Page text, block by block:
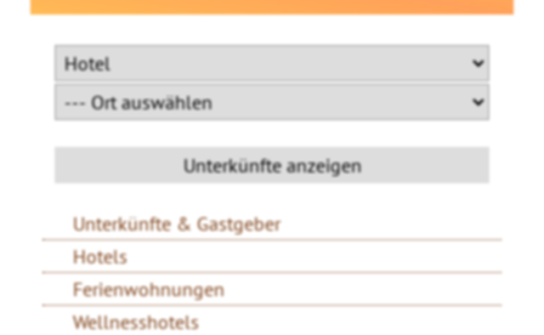
Unterkünfte & Gastgeber
Hotels
Ferienwohnungen
Wellnesshotels